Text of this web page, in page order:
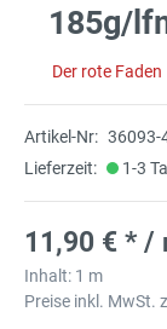
185g/
Der rote Faden
Artikel-Nr: 36093-
Lieferzeit:
1-3
11,90 € * /
Inhalt: 1 m
Preise inkl. MwSt.